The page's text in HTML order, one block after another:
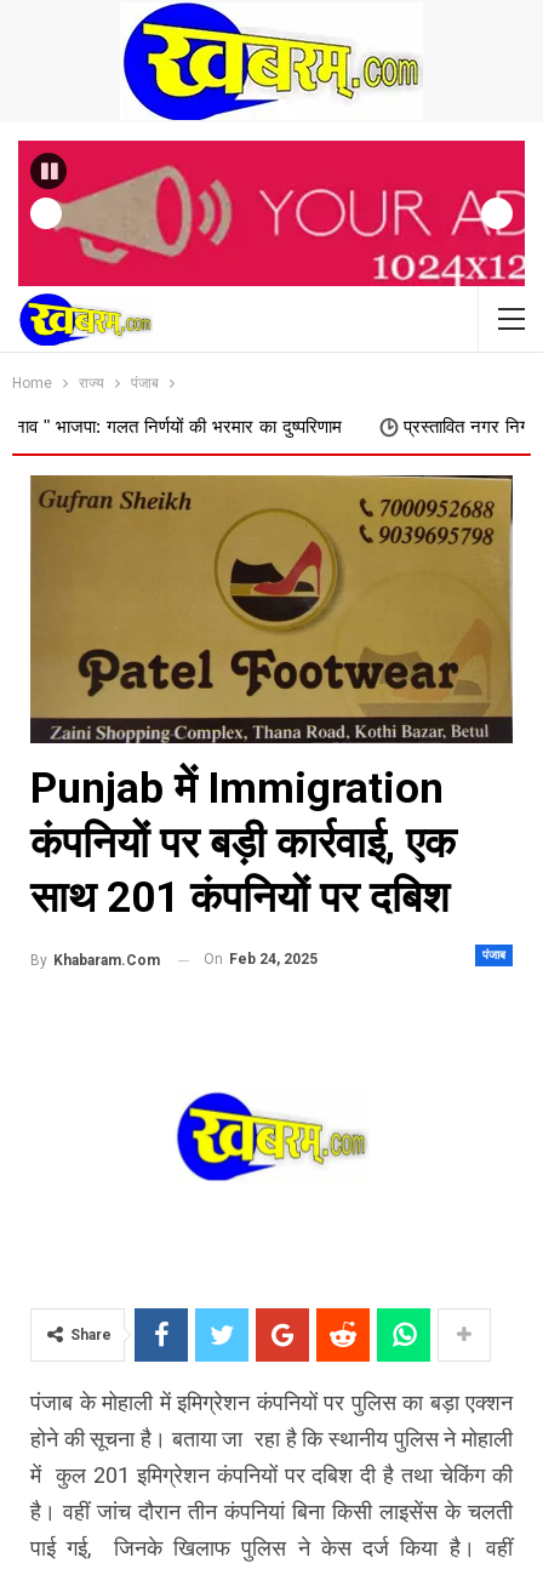
Previous
Home राज्य पंजाब
की भरमार का दुष्परिणाम प्रस्तावित नगर निगम में शामिल किए जाने
Punjab में Immigration
कंपनियों पर बड़ी कार्रवाई, एक
साथ 201 कंपनियों पर दबिश
पंजाब
By Khabaram.Com On Feb 24, 2025
Share
पंजाब के मोहाली में इमिग्रेशन कंपनियों पर पुलिस का बड़ा एक्शन
होने की सूचना है। बताया जा रहा है कि स्थानीय पुलिस ने मोहाली
में कुल 201 इमिग्रेशन कंपनियों पर दबिश दी है तथा चेकिंग की
है। वहीं जांच दौरान तीन कंपनियां बिना किसी लाइसेंस के चलती
पाई गई, जिनके खिलाफ पुलिस ने केस दर्ज किया है। वहीं